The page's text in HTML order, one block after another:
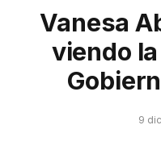
Vanesa
viendo
9